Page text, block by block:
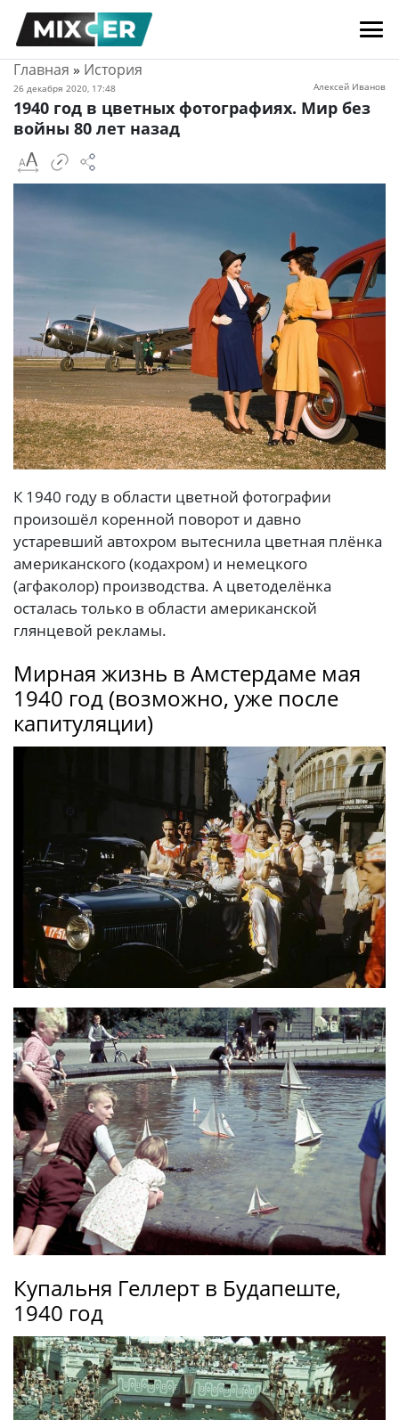
Главная » История
26 декабря 2020, 17:48 Алексей Иванов
1940 год в цветных фотографиях. Мир без
войны 80 лет назад
К 1940 году в области цветной фотографии
произошёл коренной поворот и давно
устаревший автохром вытеснила цветная плёнка
американского (кодахром) и немецкого
(агфаколор) производства. А цветоделёнка
осталась только в области американской
глянцевой рекламы.
Мирная жизнь в Амстердаме мая
1940 год (возможно, уже после
капитуляции)
Купальня Геллерт в Будапеште,
1940 год